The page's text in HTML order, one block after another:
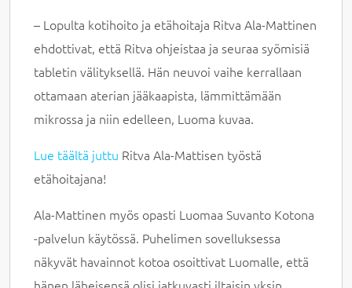
– Lopulta kotihoito ja etähoitaja Ritva Ala-Mattinen
ehdottivat, että Ritva ohjeistaa ja seuraa syömisiä
tabletin välityksellä. Hän neuvoi vaihe kerrallaan
ottamaan aterian jääkaapista, lämmittämään
mikrossa ja niin edelleen, Luoma kuvaa.
Lue täältä juttu Ritva Ala-Mattisen työstä
etähoitajana!
Ala-Mattinen myös opasti Luomaa Suvanto Kotona
-palvelun käytössä. Puhelimen sovelluksessa
näkyvät havainnot kotoa osoittivat Luomalle, että
hänen läheisensä olisi jatkuvasti iltaisin yksin